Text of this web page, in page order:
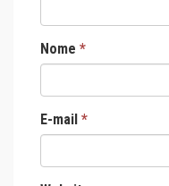
Nome *
E-mail *